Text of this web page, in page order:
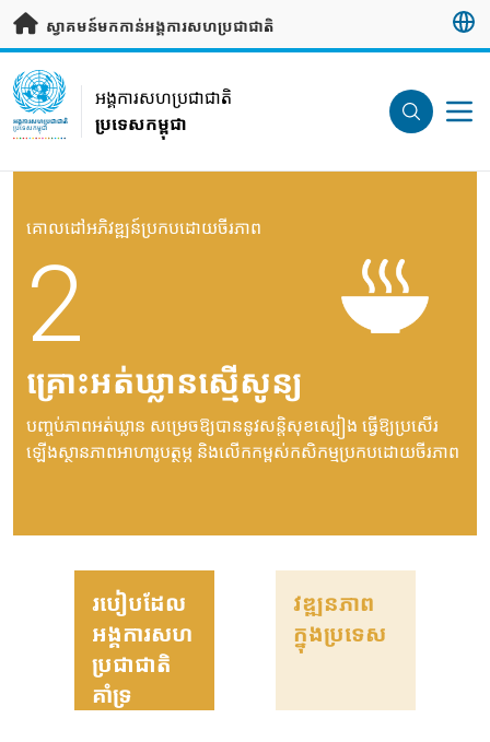
រំលងទៅមាតិកាសំខាន់
ស្វាគមន៍មកកាន់អង្គការសហប្រជាជាតិ
UN Logo
អង្គការសហប្រជាជាតិ
ប្រទេសកម្ពុជា
អង្គការសហប្រជាជាតិ
ប្រទេសកម្ពុជា
គោលដៅអភិវឌ្ឍន៍ប្រកបដោយចីរភាព
2
គ្រោះអត់ឃ្លានស្មើសូន្យ
បញ្ចប់ភាពអត់ឃ្លាន សម្រេចឱ្យបាននូវសន្តិសុខស្បៀង ធ្វើឱ្យប្រសើរ
ឡើងស្ថានភាពអាហារូបត្ថម្ភ និងលើកកម្ពស់កសិកម្មប្រកបដោយចីរភាព
របៀបដែល
អង្គការសហ
ប្រជាជាតិ
គាំទ្រ
វឌ្ឍនភាព
ក្នុងប្រទេស